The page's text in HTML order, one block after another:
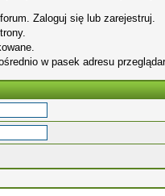
Zaloguj się lub zarejestruj.
w pasek adresu